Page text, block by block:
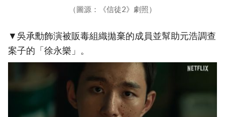
（圖源：《信徒2》劇照）
▼吳承勳飾演被販毒組織拋棄的成員並幫助元浩調查
案子的「徐永樂」。